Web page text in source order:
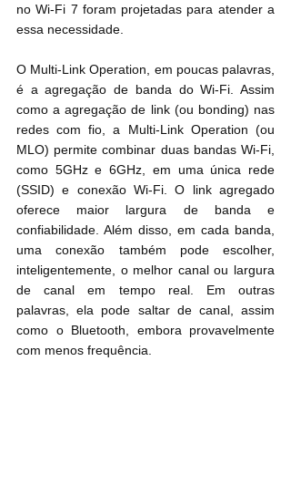
no Wi-Fi 7 foram projetadas para atender a
essa necessidade.
O Multi-Link Operation, em poucas palavras,
é a agregação de banda do Wi-Fi. Assim
como a agregação de link (ou bonding) nas
redes com fio, a Multi-Link Operation (ou
MLO) permite combinar duas bandas Wi-Fi,
como 5GHz e 6GHz, em uma única rede
(SSID) e conexão Wi-Fi. O link agregado
oferece maior largura de banda e
confiabilidade. Além disso, em cada banda,
uma conexão também pode escolher,
inteligentemente, o melhor canal ou largura
de canal em tempo real. Em outras
palavras, ela pode saltar de canal, assim
como o Bluetooth, embora provavelmente
com menos frequência.